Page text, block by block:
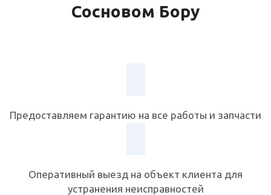
Сосновом Бору
Предоставляем гарантию на все работы и запчасти
Оперативный выезд на объект клиента для
устранения неисправностей